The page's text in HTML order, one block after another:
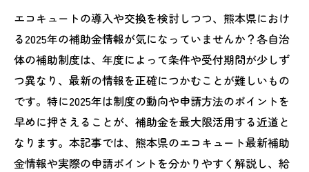
エコキュートの導入や交換を検討しつつ、熊本県におけ
る2025年の補助金情報が気になっていませんか？各自治
体の補助制度は、年度によって条件や受付期間が少しず
つ異なり、最新の情報を正確につかむことが難しいもの
です。特に2025年は制度の動向や申請方法のポイントを
早めに押さえることが、補助金を最大限活用する近道と
なります。本記事では、熊本県のエコキュート最新補助
金情報や実際の申請ポイントを分かりやすく解説し、給